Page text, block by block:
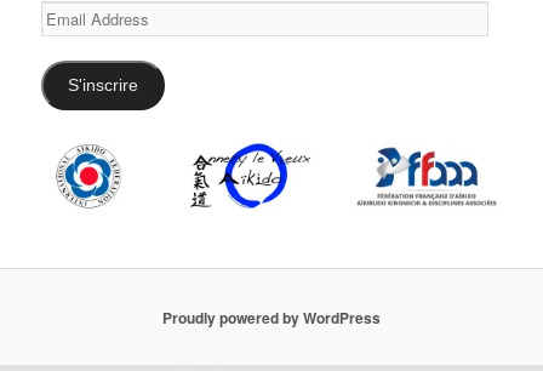
Email
Address
S'inscrire
Proudly powered by WordPress